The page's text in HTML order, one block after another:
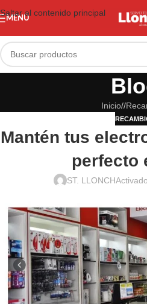
Saltar al contenido principal
MENÚ
Inicio/
Mantén tus
perfecto
ST. LLONCH